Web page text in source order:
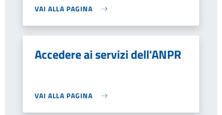
VAI ALLA PAGINA
Accedere ai servizi dell'ANPR
VAI ALLA PAGINA